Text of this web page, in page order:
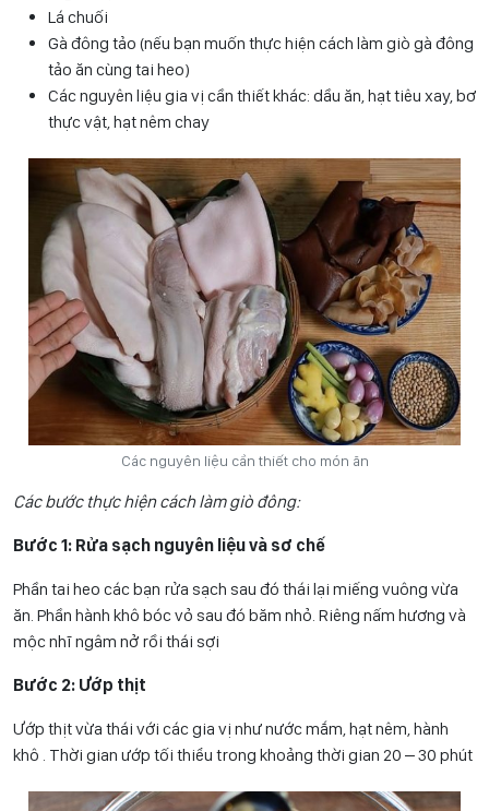
Lá chuối
Gà đông tảo (nếu bạn muốn thực hiện cách làm giò gà đông
tảo ăn cùng tai heo)
Các nguyên liệu gia vị cần thiết khác: dầu ăn, hạt tiêu xay, bơ
thực vật, hạt nêm chay
Các nguyên liệu cần thiết cho món ăn
Các bước thực hiện cách làm giò đông:
Bước 1: Rửa sạch nguyên liệu và sơ chế
Phần tai heo các bạn rửa sạch sau đó thái lại miếng vuông vừa
ăn. Phần hành khô bóc vỏ sau đó băm nhỏ. Riêng nấm hương và
mộc nhĩ ngâm nở rồi thái sợi
Bước 2: Ướp thịt
Ướp thịt vừa thái với các gia vị như nước mắm, hạt nêm, hành
khô . Thời gian ướp tối thiểu trong khoảng thời gian 20 – 30 phút